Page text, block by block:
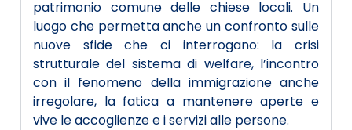
patrimonio comune delle chiese locali. Un
luogo che permetta anche un confronto sulle
nuove sfide che ci interrogano: la crisi
strutturale del sistema di welfare, l’incontro
con il fenomeno della immigrazione anche
irregolare, la fatica a mantenere aperte e
vive le accoglienze e i servizi alle persone.